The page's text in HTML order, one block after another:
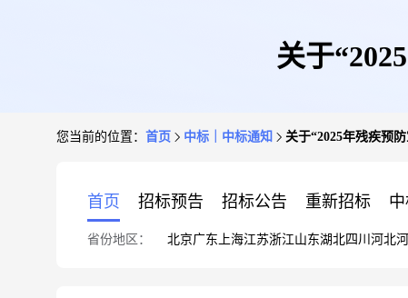
关于
您当前的位置： 首页 中标｜中标通知 关于“2025年残疾预
首页 招标预告 招标公告 重新招标
省份地区： 北京广东 上海江苏浙江山东湖北四川 河北